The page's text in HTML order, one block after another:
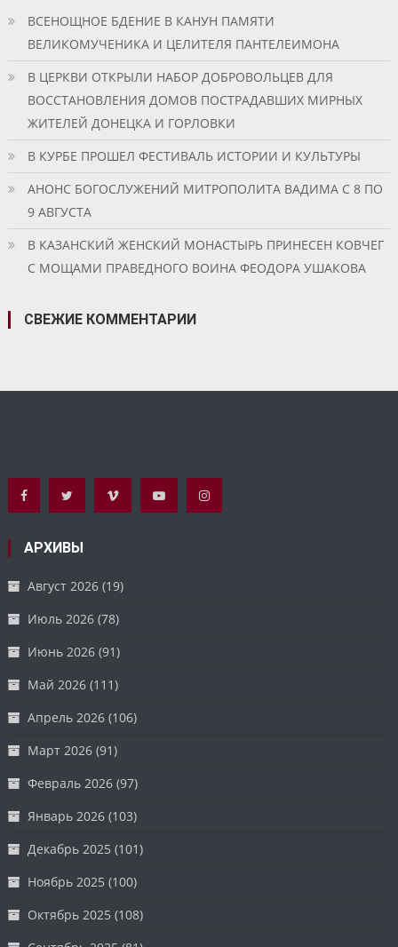
ВСЕНОЩНОЕ БДЕНИЕ В КАНУН ПАМЯТИ
ВЕЛИКОМУЧЕНИКА И ЦЕЛИТЕЛЯ ПАНТЕЛЕИМОНА
В ЦЕРКВИ ОТКРЫЛИ НАБОР ДОБРОВОЛЬЦЕВ ДЛЯ
ВОССТАНОВЛЕНИЯ ДОМОВ ПОСТРАДАВШИХ МИРНЫХ
ЖИТЕЛЕЙ ДОНЕЦКА И ГОРЛОВКИ
В КУРБЕ ПРОШЕЛ ФЕСТИВАЛЬ ИСТОРИИ И КУЛЬТУРЫ
АНОНС БОГОСЛУЖЕНИЙ МИТРОПОЛИТА ВАДИМА С 8 ПО
9 АВГУСТА
В КАЗАНСКИЙ ЖЕНСКИЙ МОНАСТЫРЬ ПРИНЕСЕН КОВЧЕГ
С МОЩАМИ ПРАВЕДНОГО ВОИНА ФЕОДОРА УШАКОВА
СВЕЖИЕ КОММЕНТАРИИ
АРХИВЫ
Август 2026 (19)
Июль 2026 (78)
Июнь 2026 (91)
Май 2026 (111)
Апрель 2026 (106)
Март 2026 (91)
Февраль 2026 (97)
Январь 2026 (103)
Декабрь 2025 (101)
Ноябрь 2025 (100)
Октябрь 2025 (108)